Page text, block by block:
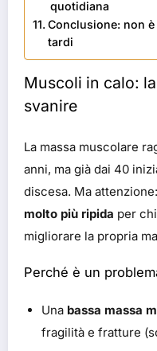
quotidiana
Conclusione: non
tardi
Muscoli in calo:
svanire
La massa muscolare
anni, ma già dai 40
discesa. Ma attenzione:
molto più ripida per
migliorare la propria
Perché è un
Una bassa massa
fragilità e fratture